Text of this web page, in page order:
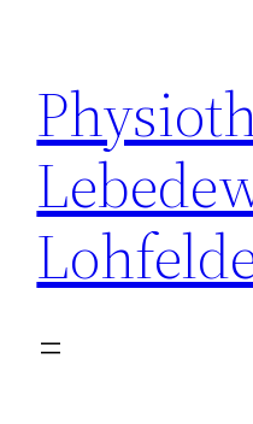
springen